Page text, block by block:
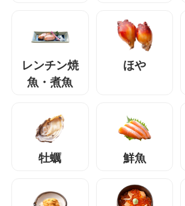
レンチン焼
魚・煮魚
ほや
牡蠣 鮮魚